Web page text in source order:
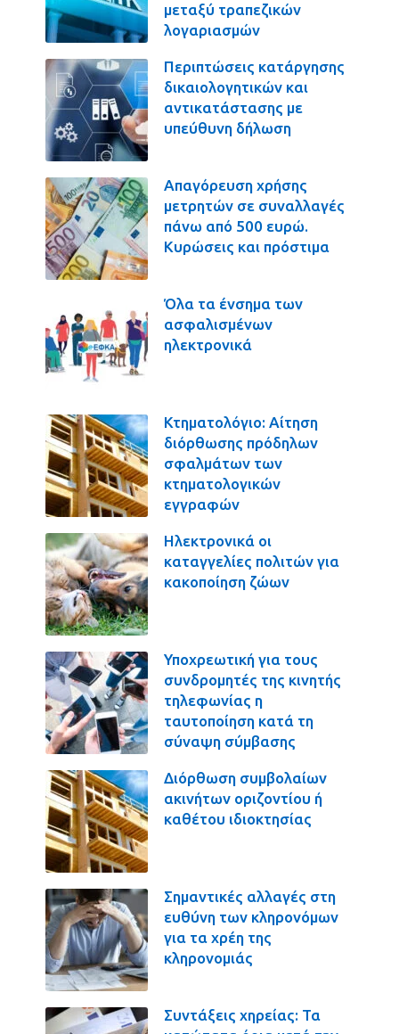
μεταξύ τραπεζικών
λογαριασμών
Περιπτώσεις κατάργησης
δικαιολογητικών και
αντικατάστασης με
υπεύθυνη δήλωση
Απαγόρευση χρήσης
μετρητών σε συναλλαγές
πάνω από 500 ευρώ.
Κυρώσεις και πρόστιμα
Όλα τα ένσημα των
ασφαλισμένων
ηλεκτρονικά
Κτηματολόγιο: Αίτηση
διόρθωσης πρόδηλων
σφαλμάτων των
κτηματολογικών
εγγραφών
Ηλεκτρονικά οι
καταγγελίες πολιτών για
κακοποίηση ζώων
Υποχρεωτική για τους
συνδρομητές της κινητής
τηλεφωνίας η
ταυτοποίηση κατά τη
σύναψη σύμβασης
Διόρθωση συμβολαίων
ακινήτων οριζοντίου ή
καθέτου ιδιοκτησίας
Σημαντικές αλλαγές στη
ευθύνη των κληρονόμων
για τα χρέη της
κληρονομιάς
Συντάξεις χηρείας: Τα